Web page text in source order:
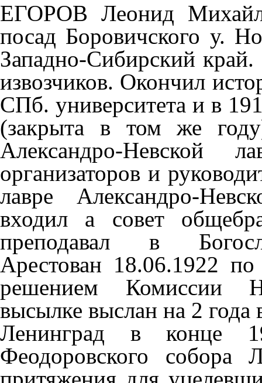
ЕГОРОВ Леонид
посад Боровичского у.
Западно-Сибирский
извозчиков. Окончил
СПб. университета и в
(закрыта в том же
Александро-Невской
организаторов и
лавре Александро-
входил а совет
преподавал в
Арестован 18.06.1922
решением Комиссии
высылке выслан на 2
Ленинград в конце
Феодоровского собора